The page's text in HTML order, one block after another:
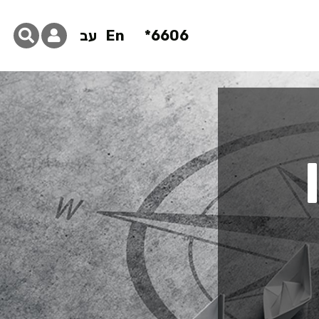
6606*
En עב